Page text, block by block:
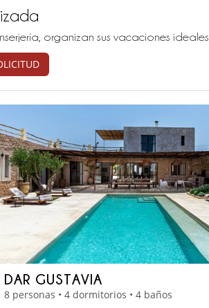
organizan sus vacaciones ideales
DAR GUSTAVIA
8 personas • 4 dormitorios • 4 baños